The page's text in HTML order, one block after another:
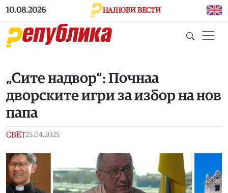
Skip to main content
10.08.2026 НАЈНОВИ ВЕСТИ
„Сите надвор“: Почнаа
дворските игри за избор на нов
папа
СВЕТ25.04.2025